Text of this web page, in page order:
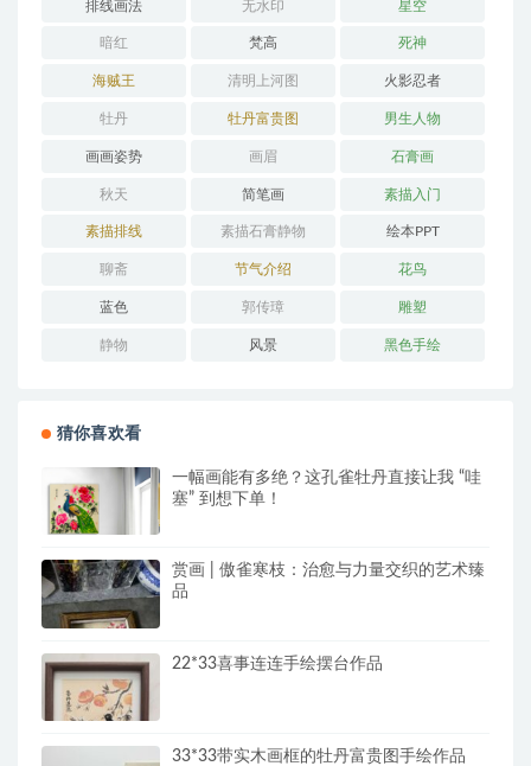
排线画法 无水印 星空
暗红 梵高 死神
海贼王 清明上河图 火影忍者
牡丹 牡丹富贵图 男生人物
画画姿势 画眉 石膏画
秋天 简笔画 素描入门
素描排线 素描石膏静物 绘本PPT
聊斋 节气介绍 花鸟
蓝色 郭传璋 雕塑
静物 风景 黑色手绘
猜你喜欢看
一幅画能有多绝？这孔雀牡丹直接让我 “哇
塞” 到想下单！
赏画 | 傲雀寒枝：治愈与力量交织的艺术臻
品
22*33喜事连连手绘摆台作品
33*33带实木画框的牡丹富贵图手绘作品